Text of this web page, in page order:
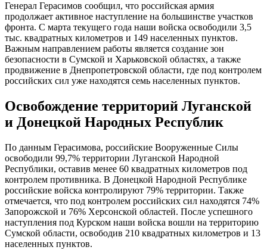
Генерал Герасимов сообщил, что российская армия
продолжает активное наступление на большинстве участков
фронта. С марта текущего года наши войска освободили 3,5
тыс. квадратных километров и 149 населенных пунктов.
Важным направлением работы является создание зон
безопасности в Сумской и Харьковской областях, а также
продвижение в Днепропетровской области, где под контролем
российских сил уже находятся семь населенных пунктов.
Освобождение территорий Луганской
и Донецкой Народных Республик
По данным Герасимова, российские Вооруженные Силы
освободили 99,7% территории Луганской Народной
Республики, оставив менее 60 квадратных километров под
контролем противника. В Донецкой Народной Республике
российские войска контролируют 79% территории. Также
отмечается, что под контролем российских сил находятся 74%
Запорожской и 76% Херсонской областей. После успешного
наступления под Курском наши войска вошли на территорию
Сумской области, освободив 210 квадратных километров и 13
населенных пунктов.